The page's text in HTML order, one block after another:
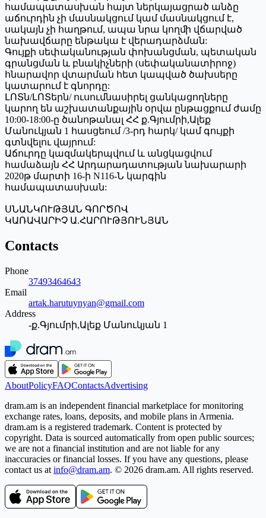
համապատասխան հայտ ներկայացրած անձը
աճուրդին չի մասնակցում կամ մասնակցում է,
սակայն չի հաղթում, ապա նրա կողﬕ վճարված
նախավճարը ենթակա է վերադարձման:
Գույքի սեփականության փոխանցման, պետական
գրանցման և բնակիչների (սեփականատիրոջ)
հնարավոր վտարման հետ կապված ծախսերը
կատարում է գնորդը:
ԼՈՏն/ԼՈՏերն/ ուսումնասիրել ցանկացողները
կարող են աշխատանքային օրվա ընթացքում ժամը
10:00-18:00-ը ծանոթանալ ՀՀ ք.Գյումրի,Ալեք
Մանուկյան 1 հասցեում /3-րդ հարկ/ կամ գույքի
գտնվելու վայրում:
Աճուրդը կազմակերպվում և անցկացվում
համաձայն ՀՀ Արդարադատության նախարարի
2020թ մարտի 16-ի N116-Ն կարգին
համապատասխան:
ՍՆԱՆԿՈՒԹՅԱՆ ԳՈՐԾՈՎ
ԿԱՌԱՎԱՐԻՉ Ա.ՀԱՐՈՒԹՅՈՒՆՅԱՆ
Contacts
Phone
37493464643
Email
artak.harutuynyan@gmail.com
Address
-ք.Գյումրի,Ալեք Մանուկյան 1
AboutPolicyFAQContactsAdvertising
dram.am is an independent financial marketplace for monitoring
exchange rates, loans, deposits, and mobile plans in Armenia.
dram.am is a registered trademark. Content is protected by
copyright. Data is sourced automatically from open public sources;
we are not a financial institution and are not liable for any
inaccuracies or financial losses. If you have any questions, please
contact us at info@dram.am. © 2026 dram.am. All rights reserved.